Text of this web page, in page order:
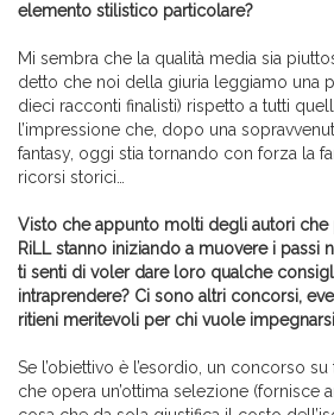
elemento stilistico particolare?
Mi sembra che la qualità media sia
detto che noi della giuria leggiamo una
dieci racconti finalisti) rispetto a tutti
l’impressione che, dopo una
fantasy, oggi stia tornando con forza la
ricorsi storici…
Visto che appunto molti degli autori che
RiLL stanno iniziando a muovere i passi
ti senti di voler dare loro qualche
intraprendere? Ci sono altri concorsi,
ritieni meritevoli per chi vuole
Se l’obiettivo è l’esordio, un concorso su
che opera un’ottima selezione (fornisce